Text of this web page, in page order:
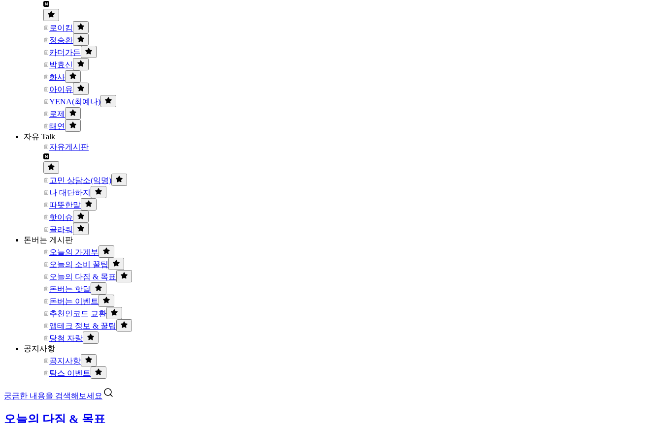
로이킴
정승환
카더가든
박효신
화사
아이유
YENA(최예나)
로제
태연
자유 Talk
자유게시판
고민 상담소(익명)
나 대단하지
따뜻한말
핫이슈
골라줘
돈버는 게시판
오늘의 가계부
오늘의 소비 꿀팁
오늘의 다짐 & 목표
돈버는 핫딜
돈버는 이벤트
추천인코드 교환
앱테크 정보 & 꿀팁
당첨 자랑
공지사항
공지사항
탐스 이벤트
궁금한 내용을 검색해보세요
오늘의 다짐 & 목표